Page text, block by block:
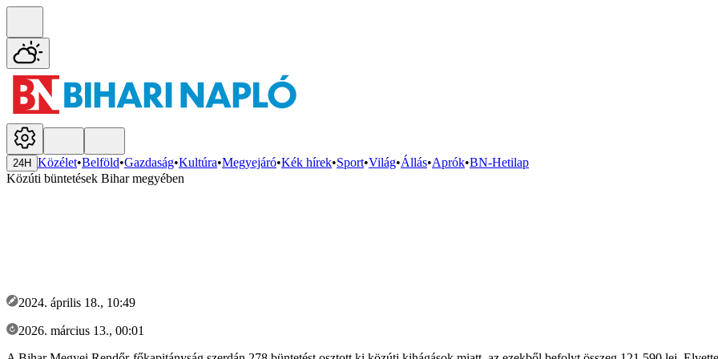
24H Közélet•Belföld•Gazdaság•Kultúra•Megyejáró•Kék hírek•Sport•Világ•Állás•Aprók•BN-Hetilap
Közúti büntetések Bihar megyében
2024. április 18., 10:49
2026. március 13., 00:01